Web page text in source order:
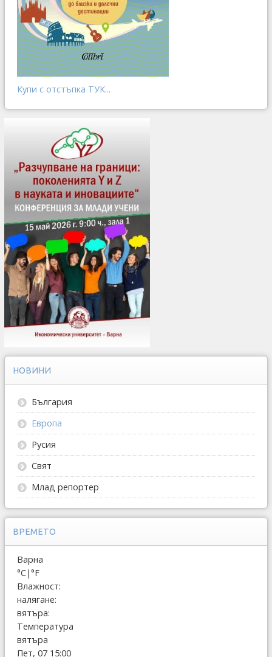
Купи с отстъпка ТУК...
НОВИНИ
България
Европа
Русия
Свят
Млад репортер
ВРЕМЕТО
Варна
°C|°F
Влажност:
налягане:
вятъра:
Температура
вятъра
Пет, 07 15:00